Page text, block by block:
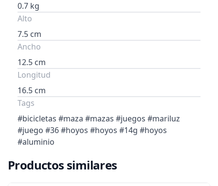
0.7 kg
Alto
7.5 cm
Ancho
12.5 cm
Longitud
16.5 cm
Tags
#bicicletas #maza #mazas #juegos #mariluz
#juego #36 #hoyos #hoyos #14g #hoyos
#aluminio
Productos similares